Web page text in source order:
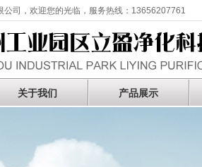
公司，欢迎您的光临，服务热线：13656207761
关于我们 产品展示